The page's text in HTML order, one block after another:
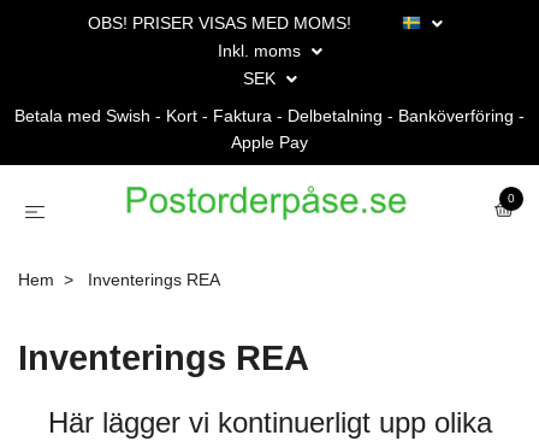
OBS! PRISER VISAS MED MOMS!
Inkl. moms
SEK
Betala med Swish - Kort - Faktura - Delbetalning - Banköverföring -
Apple Pay
0
Hem Inventerings REA
Inventerings REA
Här lägger vi kontinuerligt upp olika